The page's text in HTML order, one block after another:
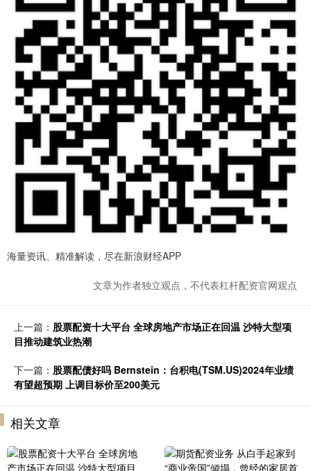
海量资讯、精准解读，尽在新浪财经APP
文章为作者独立观点，不代表杠杆配资官网观点
上一篇： 股票配资十大平台 全球房地产市场正在回温 沙特大型项
目推动建筑业热潮
下一篇： 股票配债好吗 Bernstein：台积电(TSM.US)2024年业绩
有望超预期 上调目标价至200美元
相关文章